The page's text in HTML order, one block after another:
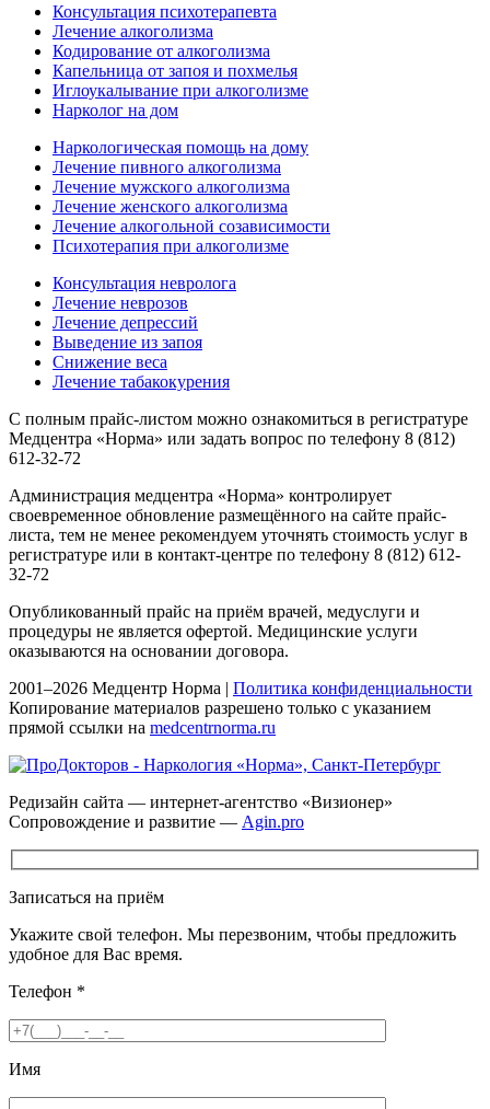
Консультация психотерапевта
Лечение алкоголизма
Кодирование от алкоголизма
Капельница от запоя и похмелья
Иглоукалывание при алкоголизме
Нарколог на дом
Наркологическая помощь на дому
Лечение пивного алкоголизма
Лечение мужского алкоголизма
Лечение женского алкоголизма
Лечение алкогольной созависимости
Психотерапия при алкоголизме
Консультация невролога
Лечение неврозов
Лечение депрессий
Выведение из запоя
Снижение веса
Лечение табакокурения
С полным прайс-листом можно ознакомиться в регистратуре
Медцентра «Норма» или задать вопрос по телефону 8 (812)
612-32-72
Администрация медцентра «Норма» контролирует
своевременное обновление размещённого на сайте прайс-
листа, тем не менее рекомендуем уточнять стоимость услуг в
регистратуре или в контакт-центре по телефону 8 (812) 612-
32-72
Опубликованный прайс на приём врачей, медуслуги и
процедуры не является офертой. Медицинские услуги
оказываются на основании договора.
2001–2026 Медцентр Норма | Политика конфиденциальности
Копирование материалов разрешено только с указанием
прямой ссылки на medcentrnorma.ru
Редизайн сайта — интернет-агентство «Визионер»
Сопровождение и развитие — Agin.pro
Записаться на приём
Укажите свой телефон. Мы перезвоним, чтобы предложить
удобное для Вас время.
Телефон *
Имя